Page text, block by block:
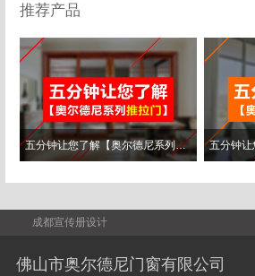
推荐产品
五分钟让您了解【奥尔德尼系列推拉..
成都宣传册设计
佛山市奥尔德尼门窗有限公司